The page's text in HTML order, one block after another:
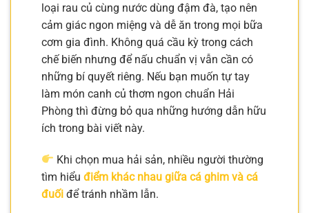
loại rau củ cùng nước dùng đậm đà, tạo nên
cảm giác ngon miệng và dễ ăn trong mọi bữa
cơm gia đình. Không quá cầu kỳ trong cách
chế biến nhưng để nấu chuẩn vị vẫn cần có
những bí quyết riêng. Nếu bạn muốn tự tay
làm món canh củ thơm ngon chuẩn Hải
Phòng thì đừng bỏ qua những hướng dẫn hữu
ích trong bài viết này.
Khi chọn mua hải sản, nhiều người thường
tìm hiểu điểm khác nhau giữa cá ghim và cá
đuối để tránh nhầm lẫn.